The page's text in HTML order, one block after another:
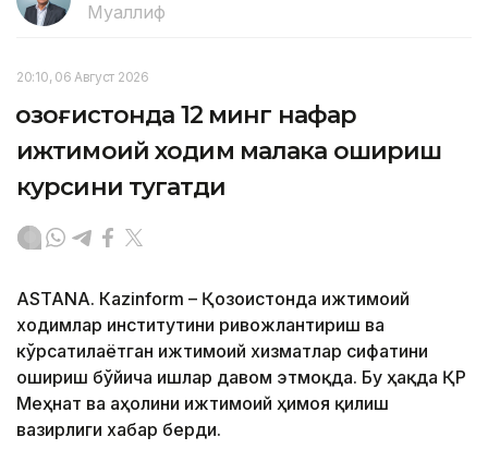
Муаллиф
20:10, 06 Август 2026
Қозоғистонда 12 минг нафар
ижтимоий ходим малака ошириш
курсини тугатди
ASTANА. Кazinform – Қозоғистонда ижтимоий
ходимлар институтини ривожлантириш ва
кўрсатилаётган ижтимоий хизматлар сифатини
ошириш бўйича ишлар давом этмоқда. Бу ҳақда ҚР
Меҳнат ва аҳолини ижтимоий ҳимоя қилиш
вазирлиги хабар берди.